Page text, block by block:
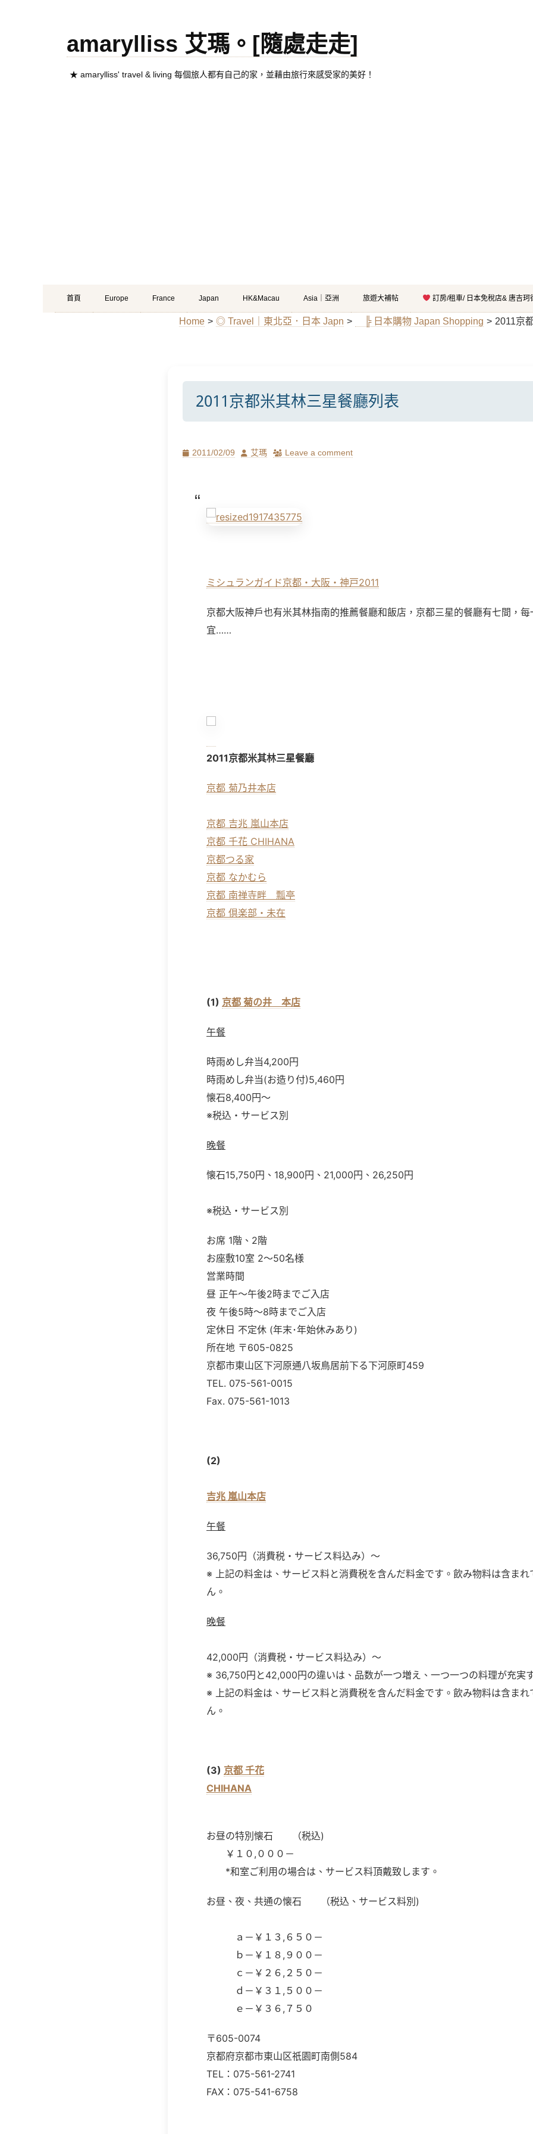
amarylliss 艾瑪。[隨處走走]
★ amarylliss' travel & living 每個旅人都有自己的家，並藉由旅行來感受家的美好！
Primary
Menu
Skip
to
首頁 Europe France Japan HK&Macau Asia｜亞洲 旅遊大補帖 訂房/租車/ 日本免稅店& 唐吉珂
Home > ◎ Travel｜東北亞．日本 Japn > ╠ 日本購物 Japan Shopping > 2011京
2011京都米其林三星餐廳列表
Posted
2011/02/09 Author
艾瑪 Leave a comment
ミシュランガイド京都・大阪・神戸2011
京都大阪神戶也有米其林指南的推薦餐廳和飯店，京都三星的餐廳有七間，
宜……
2011京都米其林三星餐廳
京都 菊乃井本店
京都 吉兆 嵐山本店
京都 千花 CHIHANA
京都つる家
京都 なかむら
京都 南禅寺畔 瓢亭
京都 倶楽部・未在
(1) 京都 菊の井 本店
午餐
時雨めし弁当4,200円
時雨めし弁当(お造り付)5,460円
懐石8,400円～
※税込・サービス別
晚餐
懐石15,750円、18,900円、21,000円、26,250円
※税込・サービス別
お席 1階、2階
お座敷10室 2～50名様
営業時間
昼 正午～午後2時までご入店
夜 午後5時～8時までご入店
定休日 不定休 (年末･年始休みあり)
所在地 〒605-0825
京都市東山区下河原通八坂鳥居前下る下河原町459
TEL. 075-561-0015
Fax. 075-561-1013
(2)
吉兆 嵐山本店
午餐
36,750円（消費税・サービス料込み）〜
※ 上記の料金は、サービス料と消費税を含んだ料金です。飲み物料は含まれ
ん。
晚餐
42,000円（消費税・サービス料込み）〜
※ 36,750円と42,000円の違いは、品数が一つ増え、一つ一つの料理が充実
※ 上記の料金は、サービス料と消費税を含んだ料金です。飲み物料は含まれ
ん。
(3) 京都 千花
CHIHANA
お昼の特別懐石 （税込)
￥１０,０００－
*和室ご利用の場合は、サービス料頂戴致します。
お昼、夜、共通の懐石 （税込、サービス料別)
ａ－￥１３,６５０－
ｂ－￥１８,９００－
ｃ－￥２６,２５０－
ｄ－￥３１,５００－
ｅ－￥３６,７５０
〒605-0074
京都府京都市東山区祇園町南側584
TEL：075-561-2741
FAX：075-541-6758